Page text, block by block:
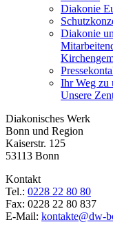
Diakonie
Diakonie
Ihr Weg zu
Unsere
Diakonisches Werk
Bonn und Region
Kaiserstr. 125
53113 Bonn
Kontakt
Tel.: 0228 22 80 80
Fax: 0228 22 80 837
E-Mail: kontakte@dw-